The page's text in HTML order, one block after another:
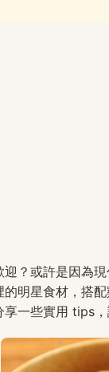
？或許是因為
明星食材，搭
一些實用 tips，